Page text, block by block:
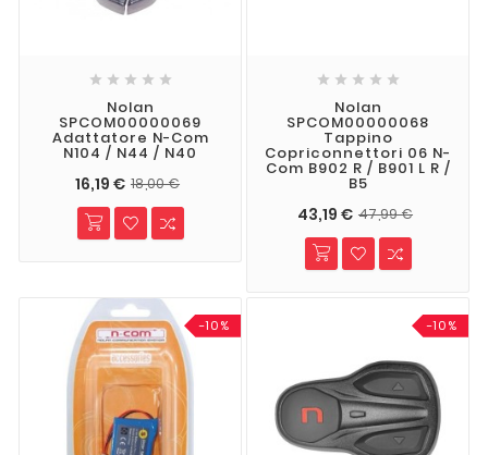
    
Nolan
SPCOM00000069
Adattatore N-Com
N104 / N44 / N40
16,19 € 18,00 €
    
Nolan
SPCOM00000068
Tappino
Copriconnettori 06 N-
Com B902 R / B901 L R /
B5
43,19 € 47,99 €
-10% -10%